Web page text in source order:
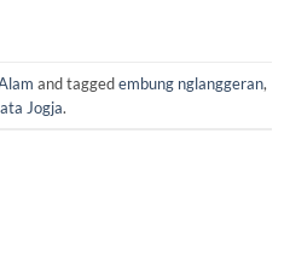
and taggedembung nglanggeran,
Jogja.